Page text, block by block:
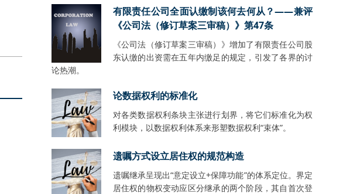
有限责任公司全面认缴制该何去何从？——兼评
《公司法（修订草案三审稿）》第47条
《公司法（修订草案三审稿）》增加了有限责任公司股
东认缴的出资需在五年内缴足的规定，引发了各界的讨
论热潮。
论数据权利的标准化
对各类数据权利条块主张进行划界，将它们标准化为权
利模块，以数据权利体系来形塑数据权利“束体”。
遗嘱方式设立居住权的规范构造
遗嘱继承呈现出“意定设立+保障功能”的体系定位。界定
居住权的物权变动应区分继承的两个阶段，其自首次登